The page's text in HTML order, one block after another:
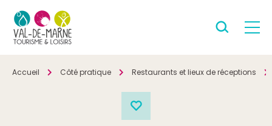
Accueil Côté pratique Restaurants et lieux de réceptions